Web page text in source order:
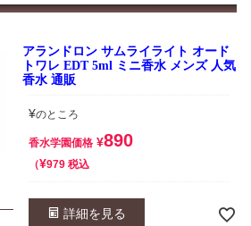
アランドロン サムライライト オード
トワレ EDT 5ml ミニ香水 メンズ 人気
香水 通販
¥のところ
香水学園価格 ¥890
¥979 税込
詳細を見る